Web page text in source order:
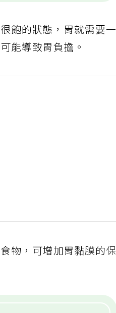
飽的狀態，胃就需要一
能導致胃負擔。
物，可增加胃黏膜的保